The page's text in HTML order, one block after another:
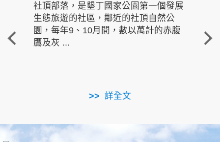
社頂部落，是墾丁國家公園第一個發展
生態旅遊的社區，鄰近的社頂自然公
園，每年9、10月間，數以萬計的赤腹
鷹及灰 ...
詳全文
重
走進